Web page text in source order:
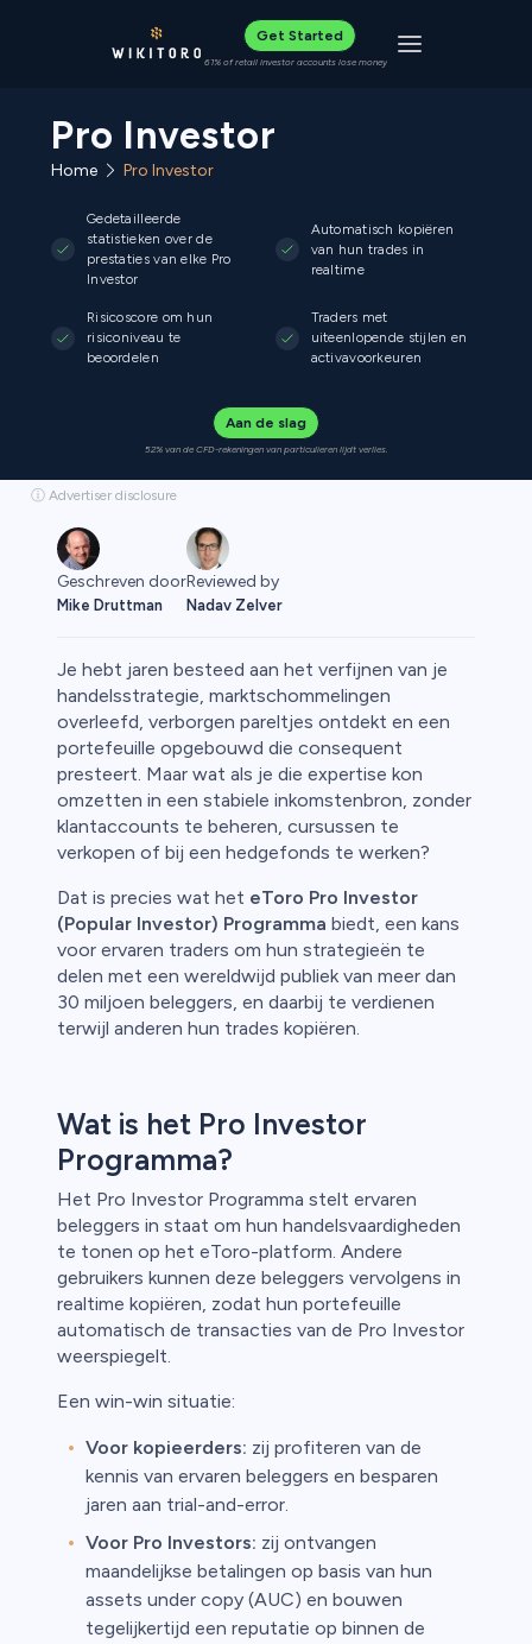
Get Started
61% of retail investor accounts lose money Toggle
Pro Investor
Home Pro Investor
Gedetailleerde
statistieken over de
prestaties van elke Pro
Investor
Automatisch kopiëren
van hun trades in
realtime
Risicoscore om hun
risiconiveau te
beoordelen
Traders met
uiteenlopende stijlen en
activavoorkeuren
Aan de slag
52% van de CFD-rekeningen van particulieren lijdt verlies.
ⓘ Advertiser disclosure
Geschreven door
Mike Druttman
Reviewed by
Nadav Zelver
Je hebt jaren besteed aan het verfijnen van je
handelsstrategie, marktschommelingen
overleefd, verborgen pareltjes ontdekt en een
portefeuille opgebouwd die consequent
presteert. Maar wat als je die expertise kon
omzetten in een stabiele inkomstenbron, zonder
klantaccounts te beheren, cursussen te
verkopen of bij een hedgefonds te werken?
Dat is precies wat het eToro Pro Investor
(Popular Investor) Programma biedt, een kans
voor ervaren traders om hun strategieën te
delen met een wereldwijd publiek van meer dan
30 miljoen beleggers, en daarbij te verdienen
terwijl anderen hun trades kopiëren.
Wat is het Pro Investor
Programma?
Het Pro Investor Programma stelt ervaren
beleggers in staat om hun handelsvaardigheden
te tonen op het eToro-platform. Andere
gebruikers kunnen deze beleggers vervolgens in
realtime kopiëren, zodat hun portefeuille
automatisch de transacties van de Pro Investor
weerspiegelt.
Een win-win situatie:
Voor kopieerders: zij profiteren van de
kennis van ervaren beleggers en besparen
jaren aan trial-and-error.
Voor Pro Investors: zij ontvangen
maandelijkse betalingen op basis van hun
assets under copy (AUC) en bouwen
tegelijkertijd een reputatie op binnen de